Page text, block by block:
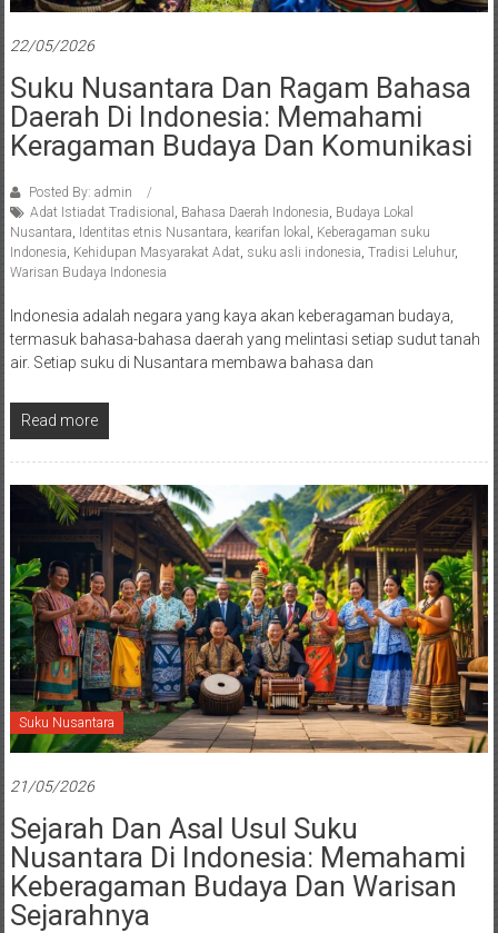
22/05/2026
Suku Nusantara Dan Ragam Bahasa
Daerah Di Indonesia: Memahami
Keragaman Budaya Dan Komunikasi
Posted By: admin
Adat Istiadat Tradisional , Bahasa Daerah Indonesia, Budaya Lokal
Nusantara, Identitas etnis Nusantara, kearifan lokal , Keberagaman suku
Indonesia, Kehidupan Masyarakat Adat, suku asli indonesia, Tradisi Leluhur,
Warisan Budaya Indonesia
Indonesia adalah negara yang kaya akan keberagaman budaya,
termasuk bahasa-bahasa daerah yang melintasi setiap sudut tanah
air. Setiap suku di Nusantara membawa bahasa dan
Read more
Suku Nusantara
21/05/2026
Sejarah Dan Asal Usul Suku
Nusantara Di Indonesia: Memahami
Keberagaman Budaya Dan Warisan
Sejarahnya